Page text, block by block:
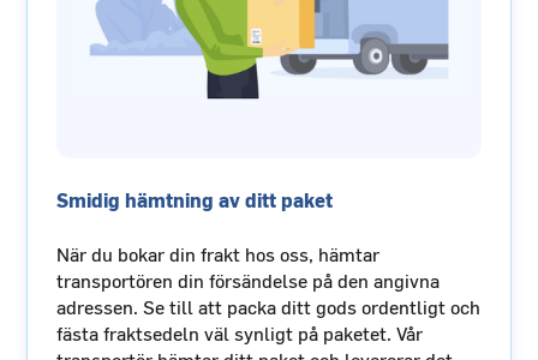
Smidig hämtning av ditt paket
När du bokar din frakt hos oss, hämtar
transportören din försändelse på den angivna
adressen. Se till att packa ditt gods ordentligt och
fästa fraktsedeln väl synligt på paketet. Vår